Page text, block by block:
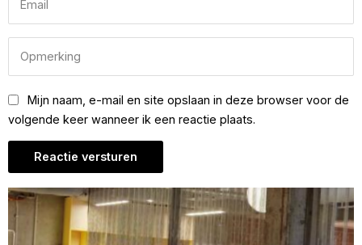
Mijn naam, e-mail en site opslaan in deze browser voor de
volgende keer wanneer ik een reactie plaats.